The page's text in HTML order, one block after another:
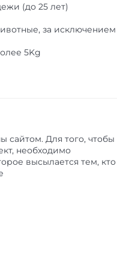
(до 25 лет)
за исключением
5Kg
Для того, чтобы
необходимо
высылается тем, кто